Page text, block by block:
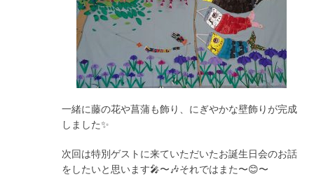
一緒に藤の花や菖蒲も飾り、にぎやかな壁飾りが完成
しました✨
次回は特別ゲストに来ていただいたお誕生日会のお話
をしたいと思います🎤〜🎶それではまた〜😊〜